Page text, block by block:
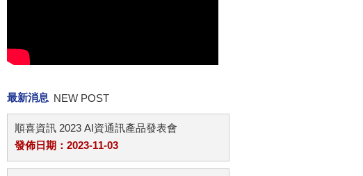
最新消息 NEW POST
順喜資訊 2023 AI資通訊產品發表會
發佈日期：2023-11-03